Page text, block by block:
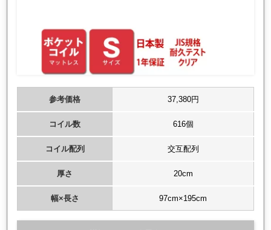
参考価格 37,380円
コイル数 616個
コイル配列 交互配列
厚さ 20cm
幅×長さ 97cm×195cm